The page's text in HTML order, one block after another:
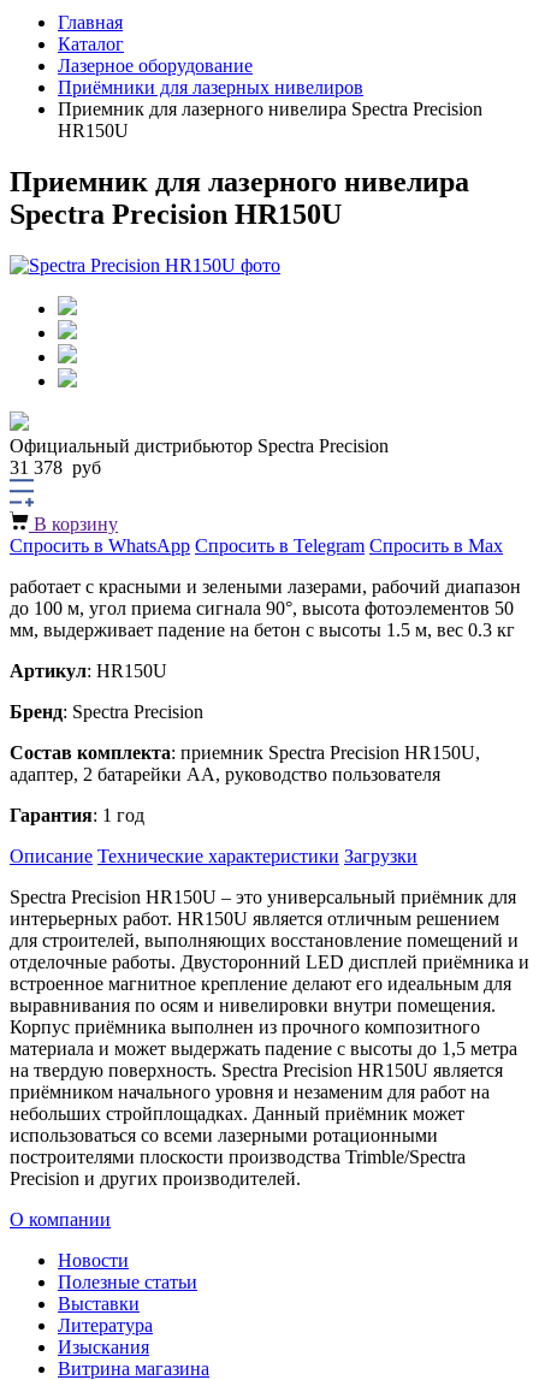
Главная
Каталог
Лазерное оборудование
Приёмники для лазерных нивелиров
Приемник для лазерного нивелира Spectra Precision
HR150U
Приемник для лазерного нивелира
Spectra Precision HR150U
Официальный дистрибьютор Spectra Precision
31 378 руб
В корзину
Спросить в WhatsApp Спросить в Telegram Спросить в Max
работает с красными и зелеными лазерами, рабочий диапазон
до 100 м, угол приема сигнала 90°, высота фотоэлементов 50
мм, выдерживает падение на бетон с высоты 1.5 м, вес 0.3 кг
Артикул: HR150U
Бренд: Spectra Precision
Состав комплекта: приемник Spectra Precision HR150U,
адаптер, 2 батарейки AA, руководство пользователя
Гарантия: 1 год
Описание Технические характеристики Загрузки
Spectra Precision HR150U – это универсальный приёмник для
интерьерных работ. HR150U является отличным решением
для строителей, выполняющих восстановление помещений и
отделочные работы. Двусторонний LED дисплей приёмника и
встроенное магнитное крепление делают его идеальным для
выравнивания по осям и нивелировки внутри помещения.
Корпус приёмника выполнен из прочного композитного
материала и может выдержать падение с высоты до 1,5 метра
на твердую поверхность. Spectra Precision HR150U является
приёмником начального уровня и незаменим для работ на
небольших стройплощадках. Данный приёмник может
использоваться со всеми лазерными ротационными
построителями плоскости производства Trimble/Spectra
Precision и других производителей.
О компании
Новости
Полезные статьи
Выставки
Литература
Изыскания
Витрина магазина